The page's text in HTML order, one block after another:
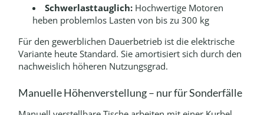
Schwerlasttauglich: Hochwertige Motoren
heben problemlos Lasten von bis zu 300 kg
Für den gewerblichen Dauerbetrieb ist die elektrische
Variante heute Standard. Sie amortisiert sich durch den
nachweislich höheren Nutzungsgrad.
Manuelle Höhenverstellung – nur für Sonderfälle